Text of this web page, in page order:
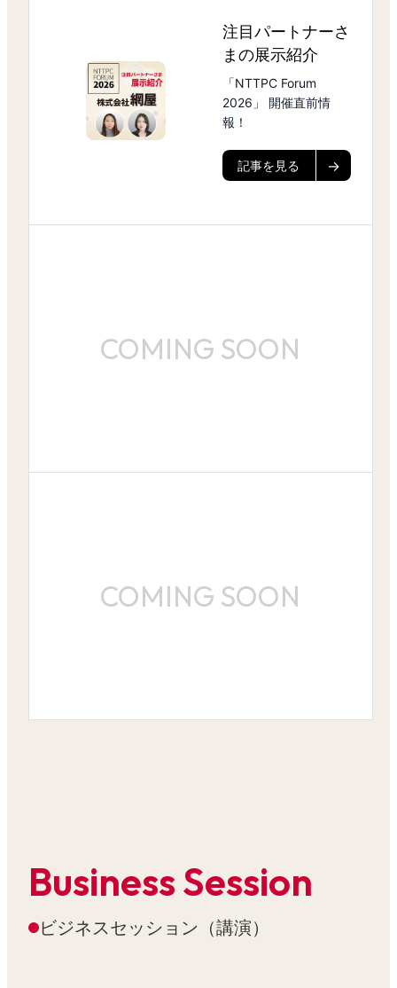
注目パートナーさ
まの展示紹介
「NTTPC Forum
2026」 開催直前情
報！
記事を見る
COMING SOON
COMING SOON
Business Session
ビジネスセッション（講演）